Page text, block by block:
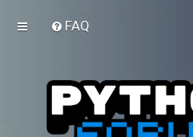
FAQ